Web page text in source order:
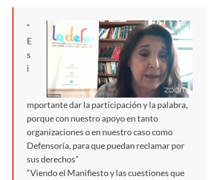
“
E
s
i
mportante dar la participación y la palabra,
porque con nuestro apoyo en tanto
organizaciones o en nuestro caso como
Defensoría, para que puedan reclamar por
sus derechos”
“Viendo el Manifiesto y las cuestiones que